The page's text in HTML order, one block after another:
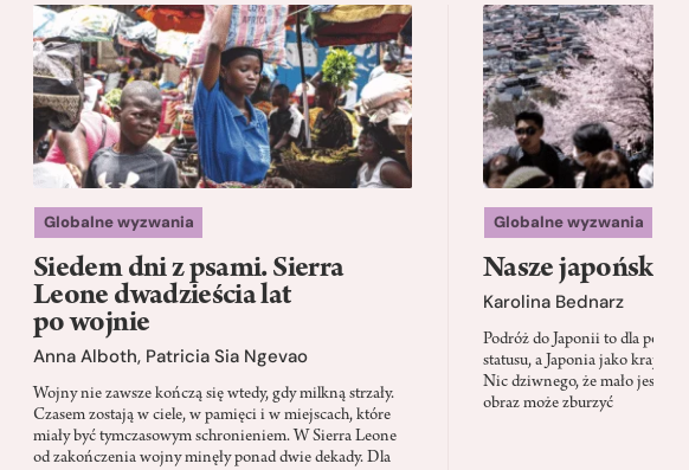
Globalne wyzwania
Siedem dni z psami. Sierra
Leone dwadzieścia lat
po wojnie
Anna Alboth, Patricia Sia Ngevao
Wojny nie zawsze kończą się wtedy, gdy milkną strzały.
Czasem zostają w ciele, w pamięci i w miejscach, które
miały być tymczasowym schronieniem. W Sierra Leone
od zakończenia wojny minęły ponad dwie dekady. Dla
Globalne wyzwania
Nasze japońskie
Karolina Bednarz
Podróż do Japonii to dla
statusu, a Japonia jako kraj
Nic dziwnego, że mało jest
obraz może zburzyć